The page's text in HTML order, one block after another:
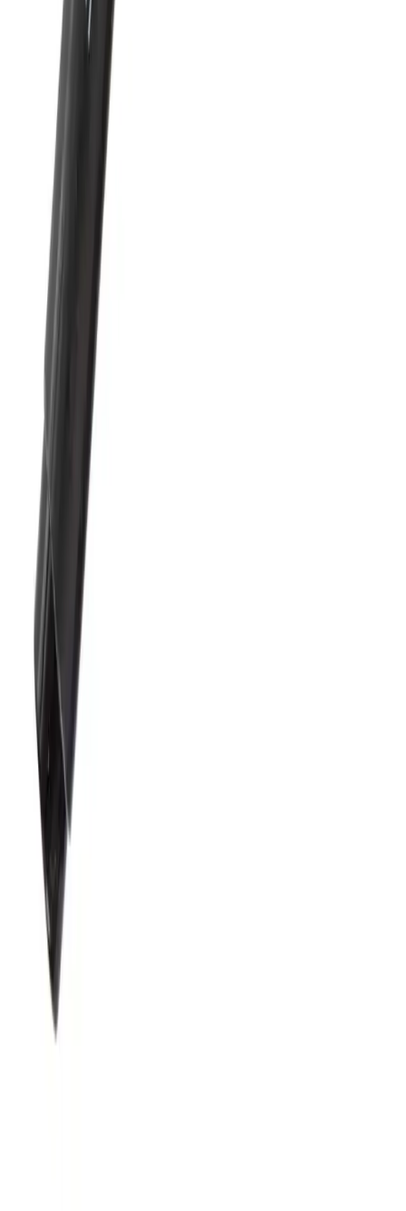
Magic Water Orman Diyarı ve Prensesler Dünyası
Karşılaştırması Çocuklar İçin En İyi Seçenekler
İki popüler suyla boyama kitabı olan Magic Water Orman Diyarı ve
Prensesler Dünyası'nın özelliklerini ve kullanıcı yorumlarını
karşılaştırıyoruz. Her ikisi de tekrar kullanılabilir ve çocukların
gelişimine katkı sağlar.
Daha fazla bilgi edinin
Elizberen 100 Adet Karışık Canavar Desenli Cake
Pops ve Kurabiye Poşeti
Canavar desenli, 100 adetlik pratik kurabiye ve cake pops
poşetleriyle şık paketleme ve hediye sunumları yapın. Renkli ve
kullanışlı tasarımıyla çeşitli etkinliklere uygun, hızlı ve güvenilir
alışveriş imkanı sağlar.
Daha fazla bilgi edinin
Karşılaştırma
Ata Yayıncılık Çocuklar İçin Boyama ve Silinebilir
Pastel Boya Setleri Karşılaştırması
Ata Yayıncılık'ın 2'li boyama kitabı ve silinebilir pastel boya seti, 3-6
yaş arası çocukların yaratıcılığını destekler, silinebilir özellikleriyle
eğlence ve eğitim bir arada sunar.
Daha fazla bilgi edinin